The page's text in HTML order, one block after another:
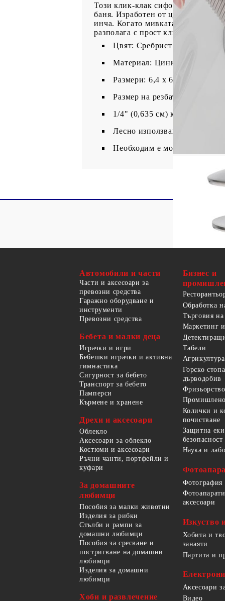
Този клик-клак сифон с
баня. Изработен от цинк и
инча. Когато мивката се
разполага с прост клик-клак
Цвят: Сребрист
Материал: Цинк, месинг
Размери: 6,4 x 6,4 x 9,1 см
Размер на резбата: 1¼"
1/4" (0,635 см) клик-клак с 8
Лесно използване и
Необходим е монтаж
Автомобили и части
Части и аксесоари за
превозни средства
Гаражно оборудване и
инструменти
Превозни средства
Бебета и малки деца
Играчки и игри
Бебешки играчки и активна
гимнастика
Сигурност за бебето
Транспорт за бебето
Памперси
Кърмене и хранене
Дрехи и аксесоари
Облекло
Аксесоари за облекло
Костюми и аксесоари
Ръчни чанти, портфейли и
куфари
За домашните
любимци
Пособия за малки животни
Изделия за рибки
Стълби и рампи за
домашни любимци
Пособия за сресване и
постригване на домашни
любимци
Изделия за домашни
любимци
Хоби и развлечение
Бизнес и
Обработка
Търговия
Маркетинг
Табели
Агрикултура
Горско
дърводобив
Колички и
почистване
Защитна
Наука и
Фотография
аксесоари
Изкуство
Хобита и
занаяти
Партита и
Аксесоари
Видео